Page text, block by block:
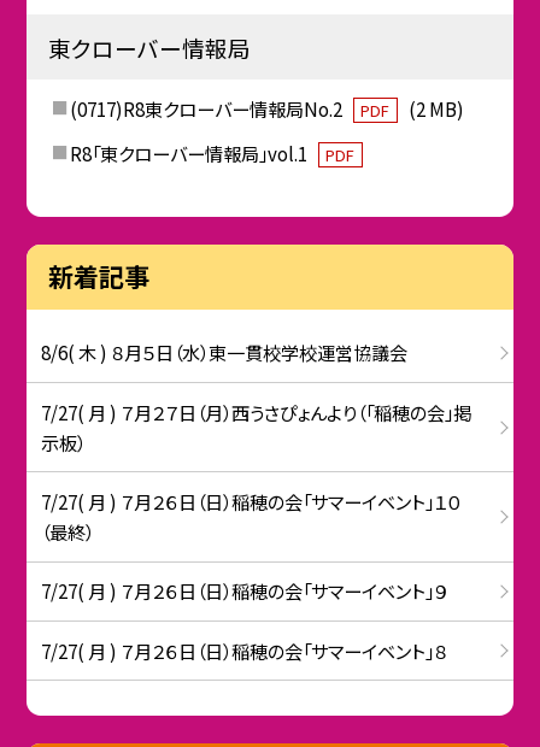
東クローバー情報局
(0717)R8東クローバー情報局No.2 PDF
(2 MB)
R8「東クローバー情報局」vol.1
PDF
新着記事
8/6( 木 ) ８月５日（水）東一貫校学校運営協議会
7/27( 月 ) ７月２７日（月）西うさぴょんより（「稲穂の会」掲
示板）
7/27( 月 ) ７月２６日（日）稲穂の会「サマーイベント」１０
（最終）
7/27( 月 ) ７月２６日（日）稲穂の会「サマーイベント」９
7/27( 月 ) ７月２６日（日）稲穂の会「サマーイベント」８